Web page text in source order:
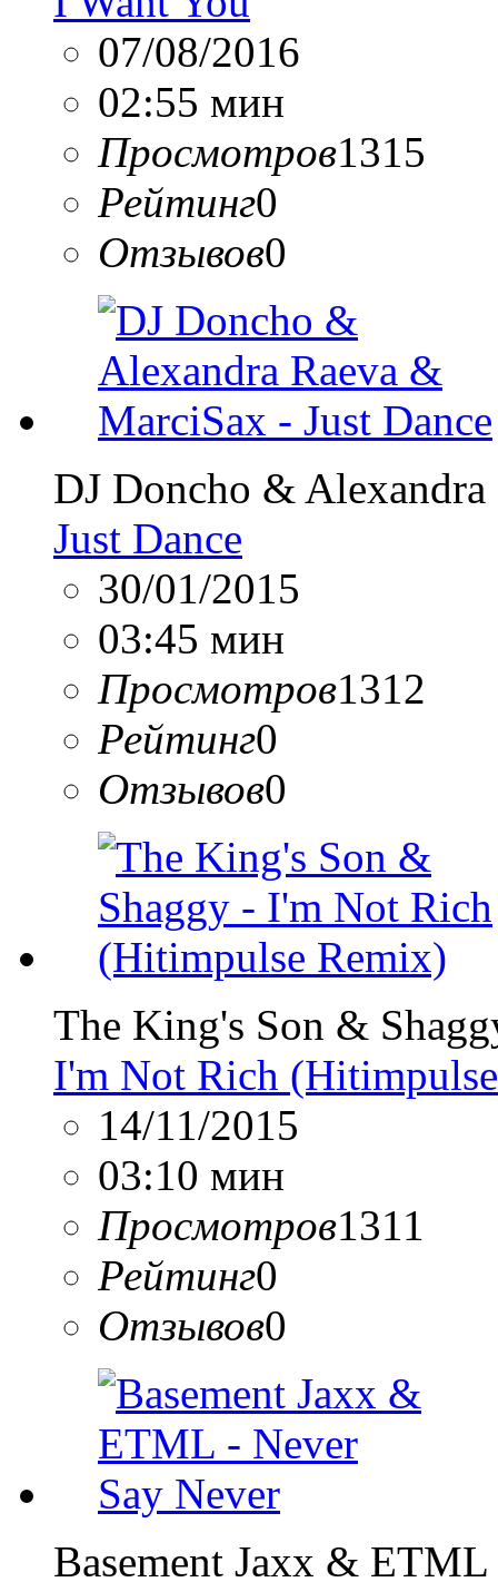
07/08/2016
02:55 мин
Просмотров1315
Рейтинг0
Отзывов0
DJ Doncho &
Just Dance
30/01/2015
03:45 мин
Просмотров1312
Рейтинг0
Отзывов0
The King's Son &
I'm Not Rich
14/11/2015
03:10 мин
Просмотров1311
Рейтинг0
Отзывов0
Basement Jaxx & ETML